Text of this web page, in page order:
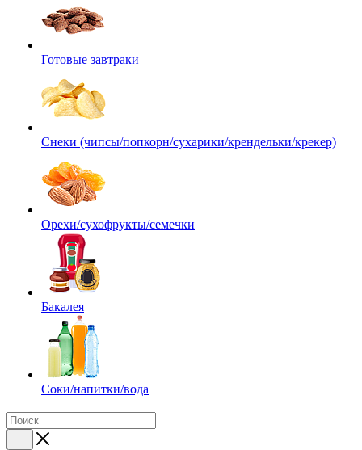
Готовые завтраки
Снеки (чипсы/попкорн/сухарики/крендельки/крекер)
Орехи/сухофрукты/семечки
Бакалея
Соки/напитки/вода